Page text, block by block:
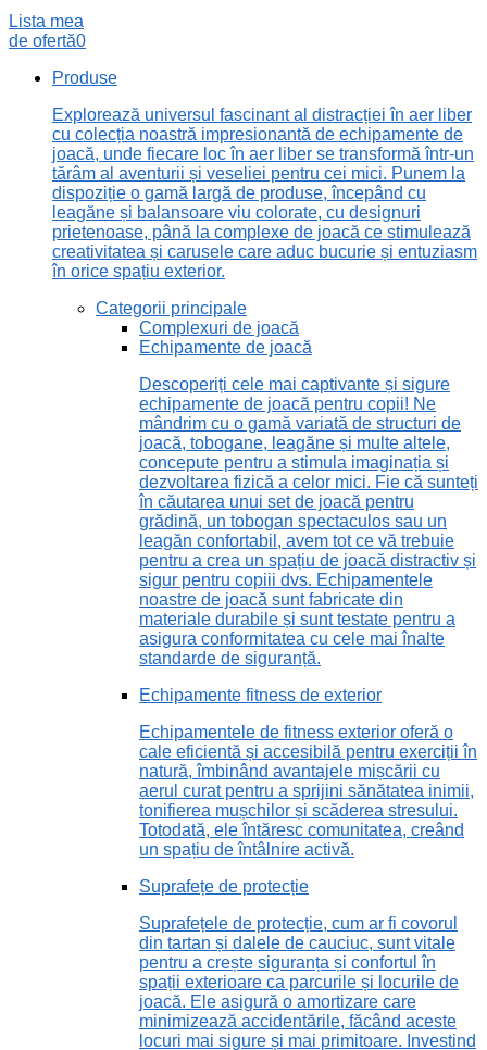
Lista mea
de ofertă0
Produse
Explorează universul fascinant al distracției în aer liber
cu colecția noastră impresionantă de echipamente de
joacă, unde fiecare loc în aer liber se transformă într-un
tărâm al aventurii și veseliei pentru cei mici. Punem la
dispoziție o gamă largă de produse, începând cu
leagăne și balansoare viu colorate, cu designuri
prietenoase, până la complexe de joacă ce stimulează
creativitatea și carusele care aduc bucurie și entuziasm
în orice spațiu exterior.
Categorii principale
Complexuri de joacă
Echipamente de joacă
Descoperiți cele mai captivante și sigure
echipamente de joacă pentru copii! Ne
mândrim cu o gamă variată de structuri de
joacă, tobogane, leagăne și multe altele,
concepute pentru a stimula imaginația și
dezvoltarea fizică a celor mici. Fie că sunteți
în căutarea unui set de joacă pentru
grădină, un tobogan spectaculos sau un
leagăn confortabil, avem tot ce vă trebuie
pentru a crea un spațiu de joacă distractiv și
sigur pentru copiii dvs. Echipamentele
noastre de joacă sunt fabricate din
materiale durabile și sunt testate pentru a
asigura conformitatea cu cele mai înalte
standarde de siguranță.
Echipamente fitness de exterior
Echipamentele de fitness exterior oferă o
cale eficientă și accesibilă pentru exerciții în
natură, îmbinând avantajele mișcării cu
aerul curat pentru a sprijini sănătatea inimii,
tonifierea mușchilor și scăderea stresului.
Totodată, ele întăresc comunitatea, creând
un spațiu de întâlnire activă.
Suprafețe de protecție
Suprafețele de protecție, cum ar fi covorul
din tartan și dalele de cauciuc, sunt vitale
pentru a crește siguranța și confortul în
spații exterioare ca parcurile și locurile de
joacă. Ele asigură o amortizare care
minimizează accidentările, făcând aceste
locuri mai sigure și mai primitoare. Investind